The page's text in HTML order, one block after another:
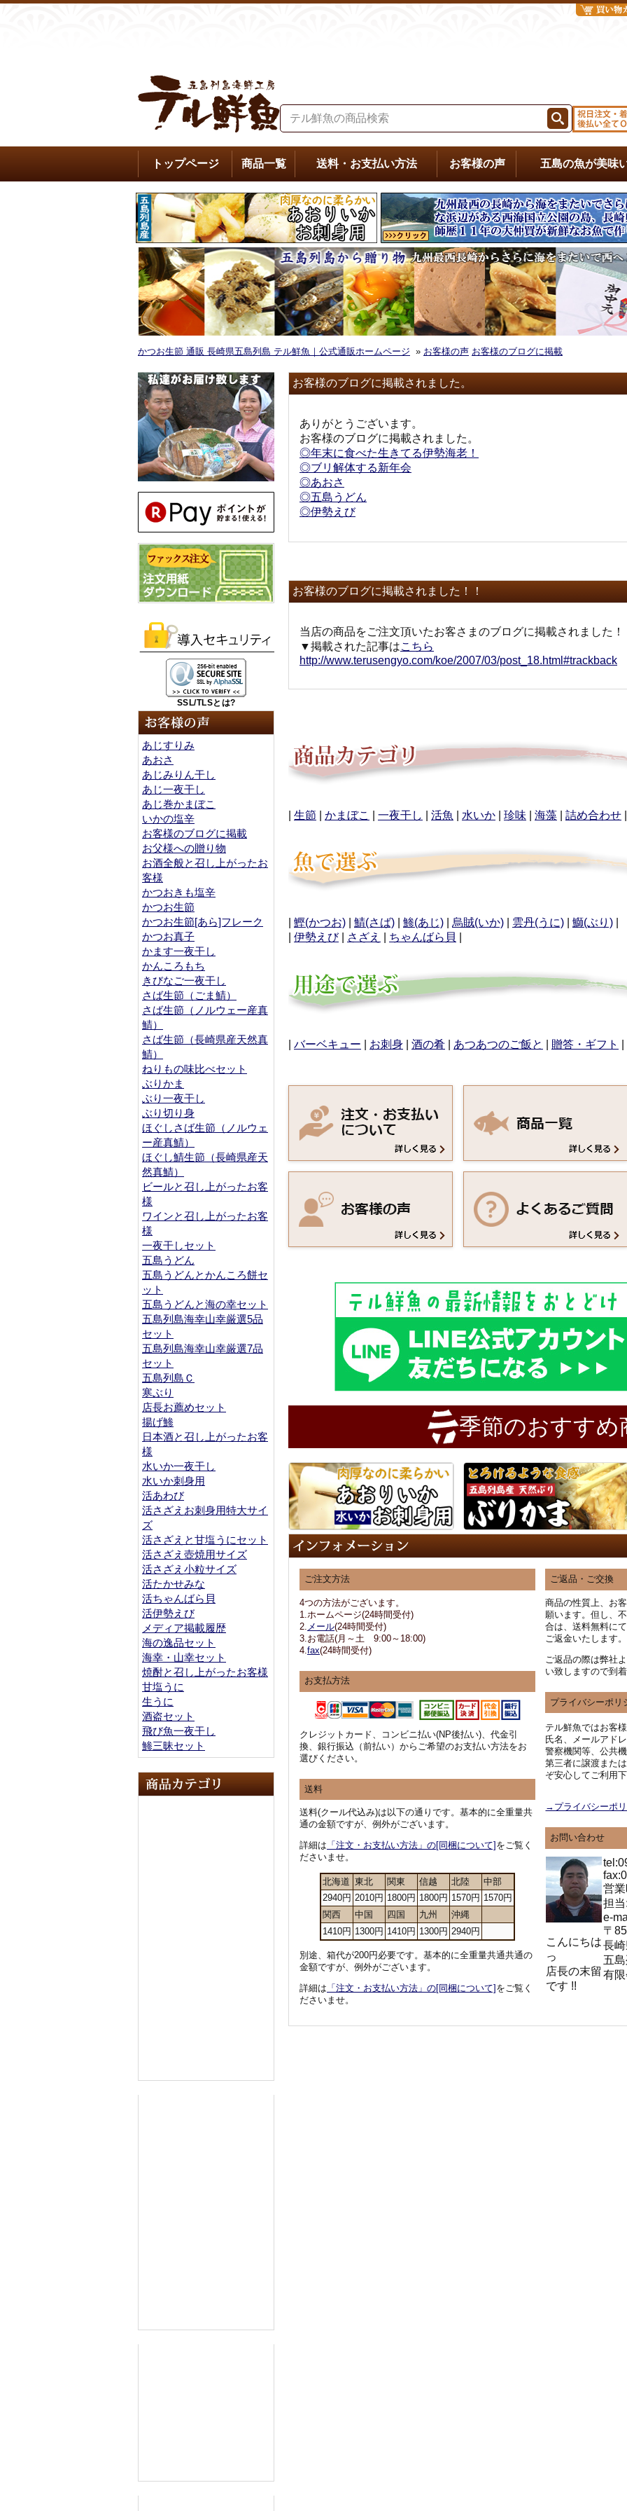
トップページ 商品一覧 送料・お支払い方法 お客様の声 五島の魚が美味
かつお生節 通販 長崎県五島列島 テル鮮魚｜公式通販ホームページ » お客様の声 お客様のブログに掲載
SSL/TLSとは?
あじすりみ
あおさ
あじみりん干し
あじ一夜干し
あじ巻かまぼこ
いかの塩辛
お客様のブログに掲載
お父様への贈り物
お酒全般と召し上がったお
客様
かつおきも塩辛
かつお生節
かつお生節[あら]フレーク
かつお真子
かます一夜干し
かんころもち
きびなご一夜干し
さば生節（ごま鯖）
さば生節（ノルウェー産真
鯖）
さば生節（長崎県産天然真
鯖）
ねりもの味比べセット
ぶりかま
ぶり一夜干し
ぶり切り身
ほぐしさば生節（ノルウェ
ー産真鯖）
ほぐし鯖生節（長崎県産天
然真鯖）
ビールと召し上がったお客
様
ワインと召し上がったお客
様
一夜干しセット
五島うどん
五島うどんとかんころ餅セ
ット
五島うどんと海の幸セット
五島列島海幸山幸厳選5品
セット
五島列島海幸山幸厳選7品
セット
五島列島Ｃ
寒ぶり
店長お薦めセット
揚げ鯵
日本酒と召し上がったお客
様
水いか一夜干し
水いか刺身用
活あわび
活さざえお刺身用特大サイ
ズ
活さざえと甘塩うにセット
活さざえ壺焼用サイズ
活さざえ小粒サイズ
活たかせみな
活ちゃんばら貝
活伊勢えび
メディア掲載履歴
海の逸品セット
海幸・山幸セット
焼酎と召し上がったお客様
甘塩うに
生うに
酒盗セット
飛び魚一夜干し
鯵三昧セット
お客様のブログに掲載されました。
ありがとうございます。
お客様のブログに掲載されました。
◎年末に食べた生きてる伊勢海老！
◎ブリ解体する新年会
◎あおさ
◎五島うどん
◎伊勢えび
お客様のブログに掲載されました！！
当店の商品をご注文頂いたお客さまのブログに掲載されました！
▼掲載された記事はこちら
http://www.terusengyo.com/koe/2007/03/post_18.html#trackback
生節 かまぼこ 一夜干し 活魚 水いか 珍味 海藻 詰め合わせ
鰹(かつお) 鯖(さば) 鯵(あじ) 烏賊(いか) 雲丹(うに) 鰤(ぶり)
伊勢えび| さざえ ちゃんばら貝
バーベキュー お刺身 酒の肴 あつあつのご飯と 贈答・ギフト
季節のおすすめ
ご注文方法
4つの方法がございます。
1.ホームページ(24時間受付)
2. メール(24時間受付)
3.お電話(月～土 9:00～18:00)
4. fax(24時間受付)
お支払方法
クレジットカード、コンビニ払い(NP後払い)、代金引
換、銀行振込（前払い）からご希望のお支払い方法をお
選びください。
送料
送料(クール代込み)は以下の通りです。基本的に全重量共
通の金額ですが、例外がございます。
詳細は 「注文・お支払い方法」の[同梱について] をご覧く
ださいませ。
北海道 東北 関東 信越 北陸
中部
2940円 2010円 1800円 1800円 1570円 1570円
関西
中国 四国 九州
沖縄
1410円 1300円 1410円 1300円 2940円
別途、箱代が200円必要です。基本的に全重量共通共通の
金額ですが、例外がございます。
詳細は 「注文・お支払い方法」の[同梱について]をご覧く
ださいませ。
ご返品・ご交換
商品の性質上、お
願います。但し、
合は、送料無料に
ご返金いたします。
ご返品の際は弊社
い致しますので到
プライバシーポリ
テル鮮魚ではお客
氏名、メールアド
警察機関等、公共
第三者に譲渡また
ぞ安心してご利用
→プライバシーポ
お問い合わせ
こんにちは
っ
店長の末留
です !!
営
担
e-
〒
長
五
有